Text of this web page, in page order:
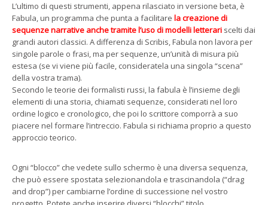
L’ultimo di questi strumenti, appena rilasciato in versione beta, è
Fabula, un programma che punta a facilitare la creazione di
sequenze narrative anche tramite l’uso di modelli letterari scelti dai
grandi autori classici. A differenza di Scribis, Fabula non lavora per
singole parole o frasi, ma per sequenze, un’unità di misura più
estesa (se vi viene più facile, consideratela una singola “scena”
della vostra trama).
Secondo le teorie dei formalisti russi, la fabula è l’insieme degli
elementi di una storia, chiamati sequenze, considerati nel loro
ordine logico e cronologico, che poi lo scrittore comporrà a suo
piacere nel formare l’intreccio. Fabula si richiama proprio a questo
approccio teorico.
Ogni “blocco” che vedete sullo schermo è una diversa sequenza,
che può essere spostata selezionandola e trascinandola (“drag
and drop”) per cambiarne l’ordine di successione nel vostro